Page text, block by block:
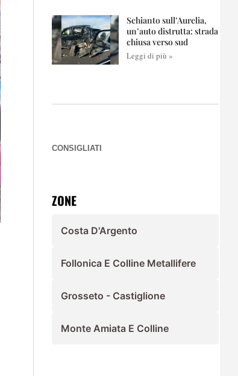
Schianto sull’Aurelia,
un’auto distrutta: strada
chiusa verso sud
Leggi di più »
CONSIGLIATI
ZONE
Costa D'Argento
Follonica E Colline Metallifere
Grosseto - Castiglione
Monte Amiata E Colline